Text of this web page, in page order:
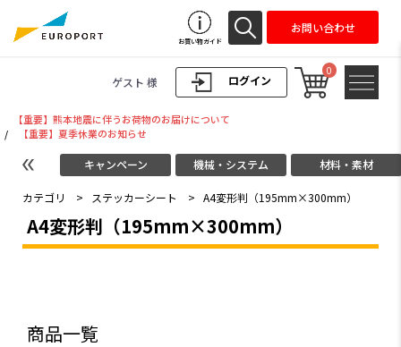
ログイン
ゲスト 様
0
お買い物ガイド
お問い合わせ
【重要】熊本地震に伴うお荷物のお届けについて
/
【重要】夏季休業のお知らせ
キャンペーン 機械・システム 材料・素材
カテゴリ > ステッカーシート > A4変形判（195mm×300mm）
A4変形判（195mm×300mm）
商品一覧